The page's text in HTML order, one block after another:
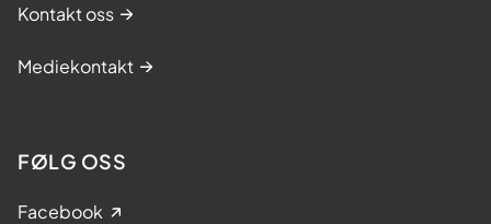
Kontakt oss
Mediekontakt
FØLG OSS
Facebook